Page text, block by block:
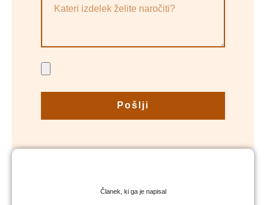
Pošlji
Članek, ki ga je napisal